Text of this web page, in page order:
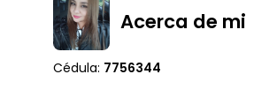
Acerca de mi
Cédula: 7756344